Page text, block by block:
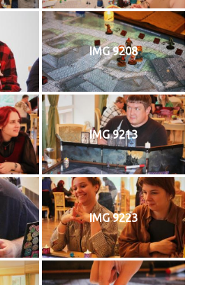
IMG 9208
IMG 9213
IMG 9223